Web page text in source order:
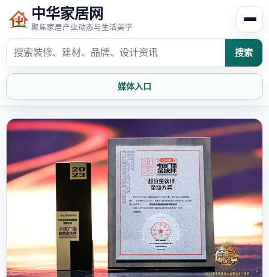
中华家居网
聚焦家居产业动态与生活美学
搜索
媒体入口
首页
家居风水 家居欣赏
时尚饰家 装修设计
家居文化
家装攻略 创意家居